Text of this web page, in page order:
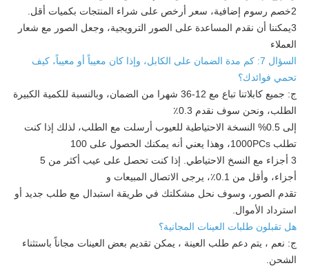
2خصم رسوم إضافية، سعر أرخص على شراء المنتجات بكميات أقل.
3يمكننا أن نقدم المساعدة على الصور الترويجية، وجعل الصور مع شعار
العملاء
السؤال 7: كم مدة الضمان على الكابل، وإذا كان معيباً أو معيباً، كيف
تحمي فوائدك؟
ج: جميع كابلاتنا تباع مع 12-36 شهرا من الضمان، وبالنسبة للكمية الكبيرة
الطلب، ونحن سوف نقدم 0.3٪
إلى 0.5% النسخة الاحتياطية للعيوب أرسلت مع الطلب، لذلك إذا كنت
تطلب 1000PCs، وهذا يعني أنه يمكنك الحصول على 100
3 أجزاء مع النسخ الاحتياطي. إذا كنت تحصل على عيب أكثر من 5
أجزاء، وأقل من 0.1٪، يرجى الاتصال المبيعات و
تقدم الصور، وسوف نحل مشكلتك في طريقة استبدال مع طلب جديد أو
استرداد الأموال.
هل تقبلون طلبات العينات المجانية؟
ج: نعم ، يتم دعم طلب العينة ، يمكن تقديم بعض العينات مجاناً باستثناء
الشحن.